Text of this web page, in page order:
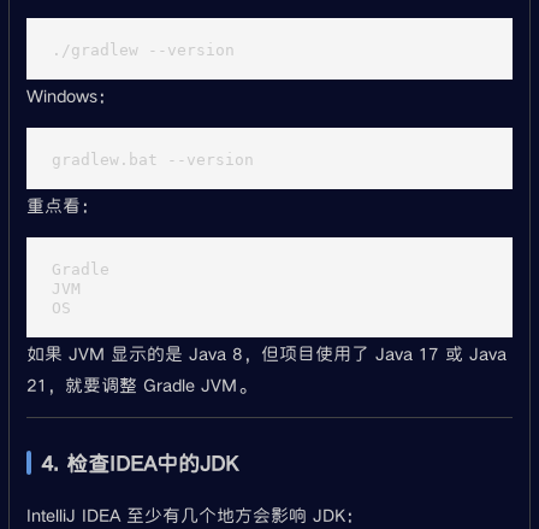
Windows：
重点看：
Gradle
JVM
如果 JVM 显示的是 Java 8，但项目使用了 Java 17 或 Java
21，就要调整 Gradle JVM。
4. 检查IDEA中的JDK
IntelliJ IDEA 至少有几个地方会影响 JDK：